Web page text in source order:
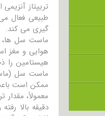
تریپتاز
طبیعی فعال
گیری می کند.
ماست سل ها،
هوایی و مغز
هیستامین را
ماست سل
ممکن است
دقیقه بالا